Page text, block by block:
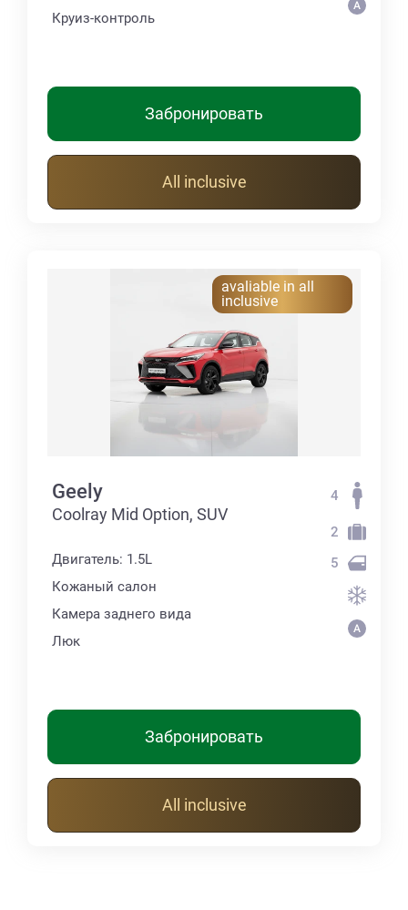
Круиз-контроль
Забронировать
All inclusive
avaliable in all
inclusive
Geely
Coolray Mid Option, SUV
Двигатель: 1.5L
Кожаный салон
Камера заднего вида
Люк
4
2
5
Забронировать
All inclusive